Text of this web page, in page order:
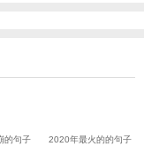
的句子 2020年最火的的句子